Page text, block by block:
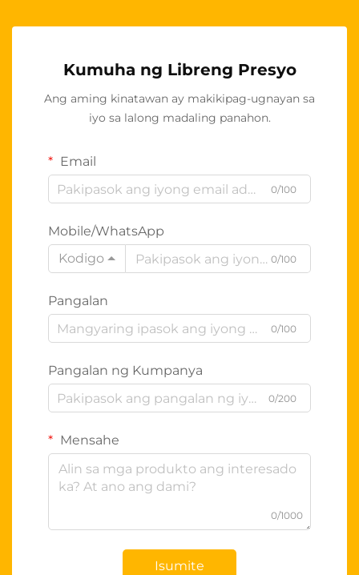
Kumuha ng Libreng Presyo
Ang aming kinatawan ay makikipag-ugnayan sa
iyo sa lalong madaling panahon.
Email
0/100
Mobile/WhatsApp
Kodigo
0/100
Pangalan
0/100
Pangalan ng Kumpanya
0/200
Mensahe
0/1000
Isumite